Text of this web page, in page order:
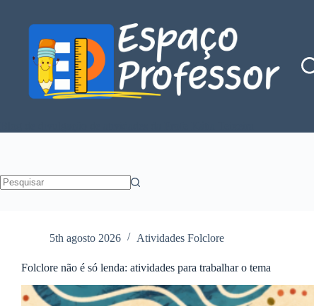
conteúdo
5th agosto 2026 Atividades Folclore
Folclore não é só lenda: atividades para trabalhar o tema